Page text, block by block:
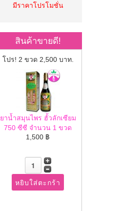
มีราคาโปรโมชั่น
สินค้าขายดี!
โปร! 2 ขวด 2,500 บาท.
ยาน้ำสมุนไพร ฮั้วลักเซียม
750 ซีซี จำนวน 1 ขวด
1,500 ฿